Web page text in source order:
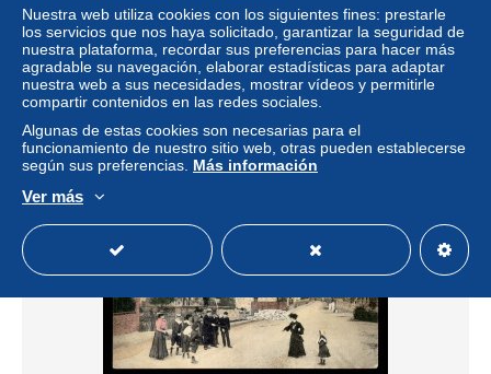
78 - HOUILLES - PLACE MICHELET - CAFE E.
SANVOISIN
± 14,79 US$
Estatus
Nuestra web utiliza cookies con los siguientes fines: prestarle
los servicios que nos haya solicitado, garantizar la seguridad de
nuestra plataforma, recordar sus preferencias para hacer más
agradable su navegación, elaborar estadísticas para adaptar
nuestra web a sus necesidades, mostrar vídeos y permitirle
compartir contenidos en las redes sociales.
Algunas de estas cookies son necesarias para el
funcionamiento de nuestro sitio web, otras pueden establecerse
según sus preferencias. Más información
Ver más